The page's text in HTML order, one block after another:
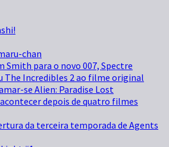
chan
Smith para o novo 007, Spectre
The Incredibles 2 ao filme original
se Alien: Paradise Lost
depois de quatro filmes
da terceira temporada de Agents